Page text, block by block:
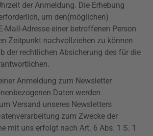
der Anmeldung. Die Erhebung
um den(möglichen)
Mail-Adresse einer betroffenen Person
Zeitpunkt nachvollziehen zu können
der rechtlichen Absicherung des für die
Anmeldung zum Newsletter
Daten werden
Versand unseres Newsletters
zum Zwecke der
mit uns erfolgt nach Art. 6 Abs. 1 S. 1